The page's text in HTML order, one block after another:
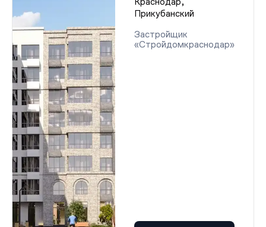
Прикубанский
Застройщик
«Стройдомкраснодар»